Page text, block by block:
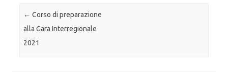
Post navigation
← Corso di preparazione
alla Gara Interregionale
2021